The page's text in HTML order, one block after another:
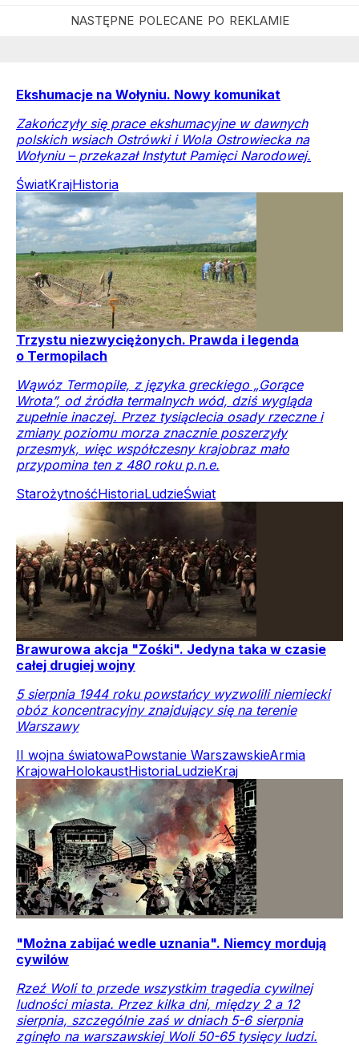
Ekshumacje na Wołyniu. Nowy komunikat
Zakończyły się prace ekshumacyjne w dawnych
polskich wsiach Ostrówki i Wola Ostrowiecka na
Wołyniu – przekazał Instytut Pamięci Narodowej.
ŚwiatKrajHistoria
Trzystu niezwyciężonych. Prawda i legenda
o Termopilach
Wąwóz Termopile, z języka greckiego „Gorące
Wrota”, od źródła termalnych wód, dziś wygląda
zupełnie inaczej. Przez tysiąclecia osady rzeczne i
zmiany poziomu morza znacznie poszerzyły
przesmyk, więc współczesny krajobraz mało
przypomina ten z 480 roku p.n.e.
StarożytnośćHistoriaLudzieŚwiat
Brawurowa akcja "Zośki". Jedyna taka w czasie
całej drugiej wojny
5 sierpnia 1944 roku powstańcy wyzwolili niemiecki
obóz koncentracyjny znajdujący się na terenie
Warszawy
II wojna światowaPowstanie WarszawskieArmia
KrajowaHolokaustHistoriaLudzieKraj
"Można zabijać wedle uznania". Niemcy mordują
cywilów
Rzeź Woli to przede wszystkim tragedia cywilnej
ludności miasta. Przez kilka dni, między 2 a 12
sierpnia, szczególnie zaś w dniach 5-6 sierpnia
zginęło na warszawskiej Woli 50-65 tysięcy ludzi.